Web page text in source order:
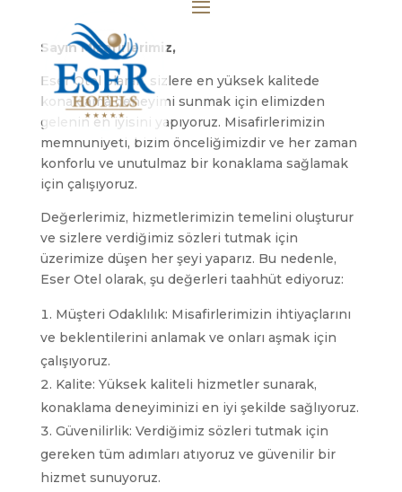
Sayın Misafirlerimiz,
Eser Otel olarak, sizlere en yüksek kalitede
konaklama deneyimi sunmak için elimizden
gelenin en iyisini yapıyoruz. Misafirlerimizin
memnuniyeti, bizim önceliğimizdir ve her zaman
konforlu ve unutulmaz bir konaklama sağlamak
için çalışıyoruz.
Değerlerimiz, hizmetlerimizin temelini oluşturur
ve sizlere verdiğimiz sözleri tutmak için
üzerimize düşen her şeyi yaparız. Bu nedenle,
Eser Otel olarak, şu değerleri taahhüt ediyoruz:
Müşteri Odaklılık: Misafirlerimizin ihtiyaçlarını
ve beklentilerini anlamak ve onları aşmak için
çalışıyoruz.
Kalite: Yüksek kaliteli hizmetler sunarak,
konaklama deneyiminizi en iyi şekilde sağlıyoruz.
Güvenilirlik: Verdiğimiz sözleri tutmak için
gereken tüm adımları atıyoruz ve güvenilir bir
hizmet sunuyoruz.